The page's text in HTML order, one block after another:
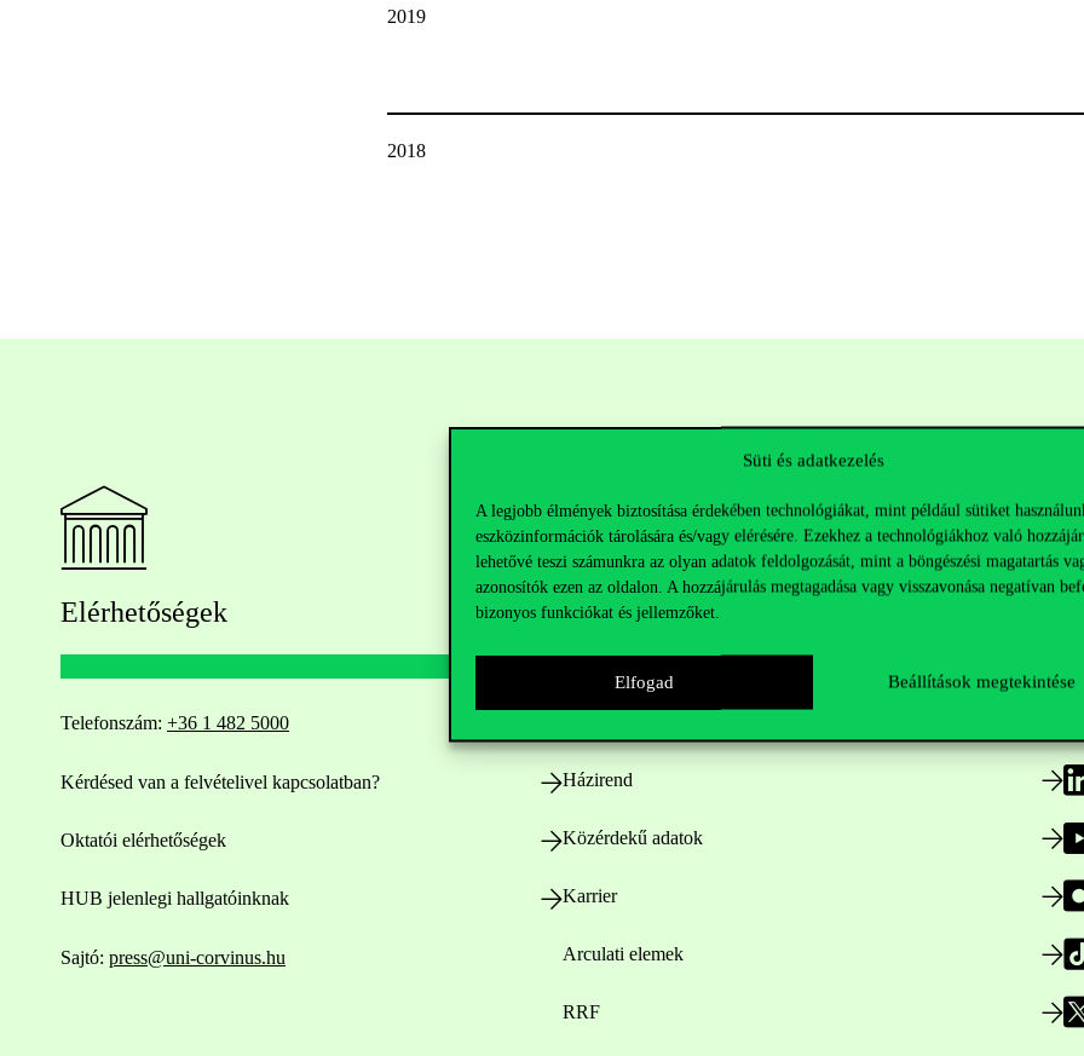
Süti és adatkezelés
A legjobb élmények biztosítása érdekében technológiákat, mint például sütiket
eszközinformációk tárolására és/vagy elérésére. Ezekhez a technológiákhoz való
lehetővé teszi számunkra az olyan adatok feldolgozását, mint a böngészési magatartás
azonosítók ezen az oldalon. A hozzájárulás megtagadása vagy visszavonása negatívan
bizonyos funkciókat és jellemzőket.
Elfogad Beállítások megtekintése
2019
2018
Elérhetőségek
Telefonszám: +36 1 482 5000
Kérdésed van a felvételivel kapcsolatban?
Oktatói elérhetőségek
HUB jelenlegi hallgatóinknak
Sajtó: press@uni-corvinus.hu
Hasznos linkek
Házirend
Közérdekű adatok
Karrier
Arculati elemek
RRF